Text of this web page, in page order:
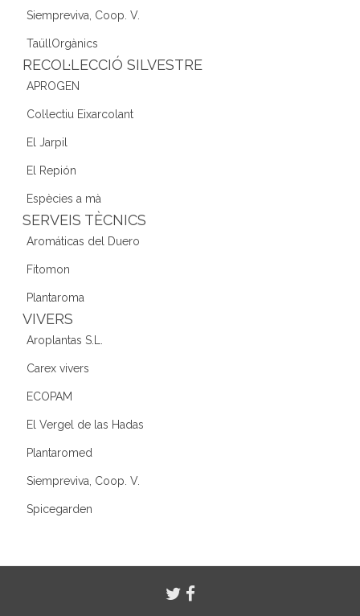
Siempreviva, Coop. V.
TaüllOrgànics
RECOL·LECCIÓ SILVESTRE
APROGEN
Col·lectiu Eixarcolant
El Jarpil
El Repión
Espècies a mà
SERVEIS TÈCNICS
Aromáticas del Duero
Fitomon
Plantaroma
VIVERS
Aroplantas S.L.
Carex vivers
ECOPAM
El Vergel de las Hadas
Plantaromed
Siempreviva, Coop. V.
Spicegarden